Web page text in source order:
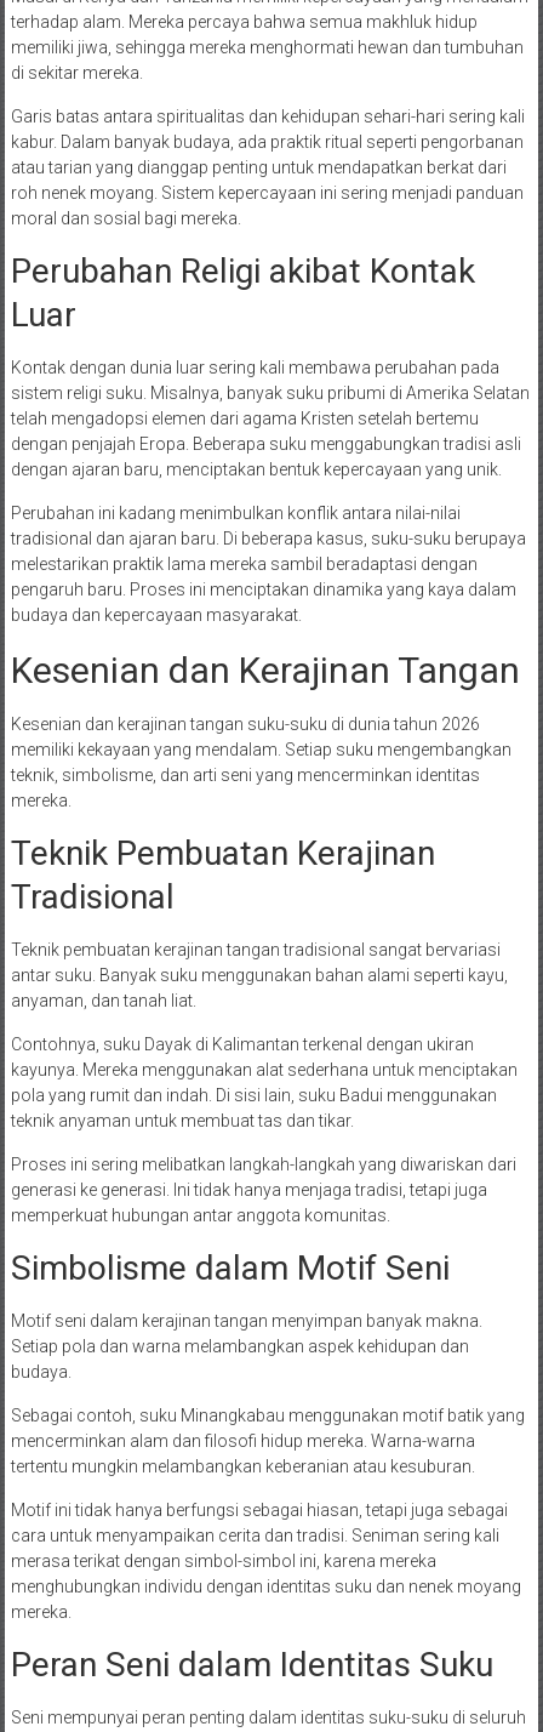
terhadap alam. Mereka percaya bahwa semua makhluk hidup
memiliki jiwa, sehingga mereka menghormati hewan dan tumbuhan
di sekitar mereka.
Garis batas antara spiritualitas dan kehidupan sehari-hari sering kali
kabur. Dalam banyak budaya, ada praktik ritual seperti pengorbanan
atau tarian yang dianggap penting untuk mendapatkan berkat dari
roh nenek moyang. Sistem kepercayaan ini sering menjadi panduan
moral dan sosial bagi mereka.
Perubahan Religi akibat Kontak
Luar
Kontak dengan dunia luar sering kali membawa perubahan pada
sistem religi suku. Misalnya, banyak suku pribumi di Amerika Selatan
telah mengadopsi elemen dari agama Kristen setelah bertemu
dengan penjajah Eropa. Beberapa suku menggabungkan tradisi asli
dengan ajaran baru, menciptakan bentuk kepercayaan yang unik.
Perubahan ini kadang menimbulkan konflik antara nilai-nilai
tradisional dan ajaran baru. Di beberapa kasus, suku-suku berupaya
melestarikan praktik lama mereka sambil beradaptasi dengan
pengaruh baru. Proses ini menciptakan dinamika yang kaya dalam
budaya dan kepercayaan masyarakat.
Kesenian dan Kerajinan Tangan
Kesenian dan kerajinan tangan suku-suku di dunia tahun 2026
memiliki kekayaan yang mendalam. Setiap suku mengembangkan
teknik, simbolisme, dan arti seni yang mencerminkan identitas
mereka.
Teknik Pembuatan Kerajinan
Tradisional
Teknik pembuatan kerajinan tangan tradisional sangat bervariasi
antar suku. Banyak suku menggunakan bahan alami seperti kayu,
anyaman, dan tanah liat.
Contohnya, suku Dayak di Kalimantan terkenal dengan ukiran
kayunya. Mereka menggunakan alat sederhana untuk menciptakan
pola yang rumit dan indah. Di sisi lain, suku Badui menggunakan
teknik anyaman untuk membuat tas dan tikar.
Proses ini sering melibatkan langkah-langkah yang diwariskan dari
generasi ke generasi. Ini tidak hanya menjaga tradisi, tetapi juga
memperkuat hubungan antar anggota komunitas.
Simbolisme dalam Motif Seni
Motif seni dalam kerajinan tangan menyimpan banyak makna.
Setiap pola dan warna melambangkan aspek kehidupan dan
budaya.
Sebagai contoh, suku Minangkabau menggunakan motif batik yang
mencerminkan alam dan filosofi hidup mereka. Warna-warna
tertentu mungkin melambangkan keberanian atau kesuburan.
Motif ini tidak hanya berfungsi sebagai hiasan, tetapi juga sebagai
cara untuk menyampaikan cerita dan tradisi. Seniman sering kali
merasa terikat dengan simbol-simbol ini, karena mereka
menghubungkan individu dengan identitas suku dan nenek moyang
mereka.
Peran Seni dalam Identitas Suku
Seni mempunyai peran penting dalam identitas suku-suku di seluruh